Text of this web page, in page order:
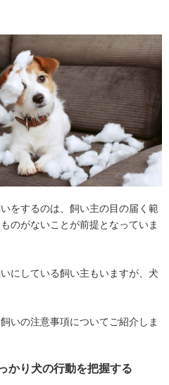
をするのは、飼い主の目の届く範
のがないことが前提となっていま
にしている飼い主もいますが、犬
いの注意事項についてご紹介しま
かり犬の行動を把握する